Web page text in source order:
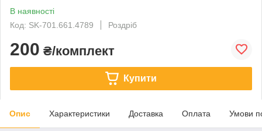
В наявності
Код: SK-701.661.4789
Роздріб
200 ₴/комплект
Купити
Опис Характеристики Доставка Оплата Умови